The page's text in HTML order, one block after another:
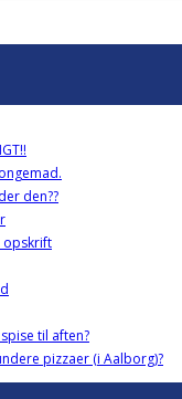
den??
opskrift
til aften?
pizzaer (i Aalborg)?